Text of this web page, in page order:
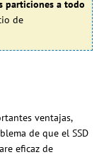
particiones a todo
de
ventajas,
de que el SSD
eficaz de